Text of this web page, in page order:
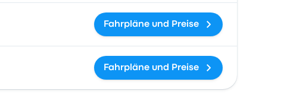
Fahrpläne und Preise
Fahrpläne und Preise